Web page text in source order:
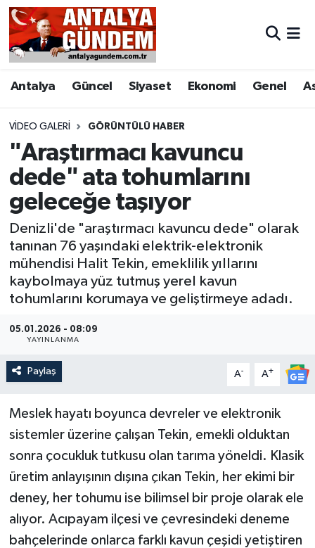
Antalya Güncel Siyaset Ekonomi Genel
VIDEO GALERI GÖRÜNTÜLÜ HABER
"Araştırmacı kavuncu
dede" ata tohumlarını
geleceğe taşıyor
Denizli'de "araştırmacı kavuncu dede" olarak
tanınan 76 yaşındaki elektrik-elektronik
mühendisi Halit Tekin, emeklilik yıllarını
kaybolmaya yüz tutmuş yerel kavun
tohumlarını korumaya ve geliştirmeye adadı.
05.01.2026 - 08:09
YAYINLANMA
Paylaş A- A+
Meslek hayatı boyunca devreler ve elektronik
sistemler üzerine çalışan Tekin, emekli olduktan
sonra çocukluk tutkusu olan tarıma yöneldi. Klasik
üretim anlayışının dışına çıkan Tekin, her ekimi bir
deney, her tohumu ise bilimsel bir proje olarak ele
alıyor. Acıpayam ilçesi ve çevresindeki deneme
bahçelerinde onlarca farklı kavun çeşidi yetiştiren
Antalya
Asayiş
Bilim & Teknoloji
Bölge
EĞİTİM
Ekonomi
Genel
Görüntülü Haber
Güncel
Kültür & Sanat
Magazin
Resmi İlan
Sağlık & Yaşam
Siyaset
Antalya Nöbetçi Eczaneler
Antalya Hava Durumu
Antalya Namaz Vakitleri
Antalya Trafik Yoğunluk Haritası
Süper Lig Puan Durumu ve Fikstür
Tüm Manşetler
Son Dakika Haberleri
Haber Arşivi